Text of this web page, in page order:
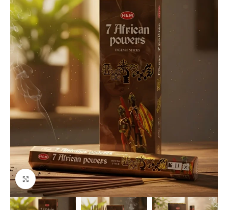
Click to enlarge